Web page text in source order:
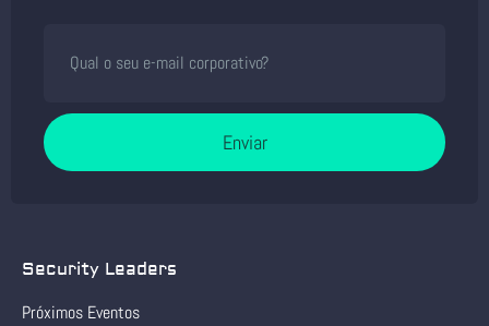
Enviar
Security Leaders
Próximos Eventos